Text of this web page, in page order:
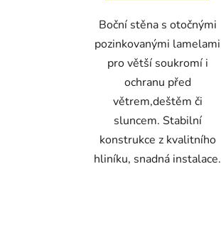
Boční stěna s otočnými
pozinkovanými lamelami
pro větší soukromí i
ochranu před
větrem,deštěm či
sluncem. Stabilní
konstrukce z kvalitního
hliníku, snadná instalace.